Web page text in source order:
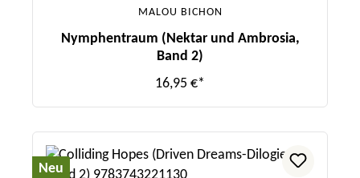
MALOU BICHON
Nymphentraum (Nektar und Ambrosia,
Band 2)
16,95 €*
Neu